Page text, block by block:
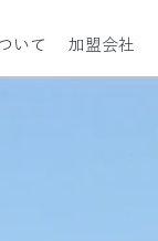
いて 加盟会社